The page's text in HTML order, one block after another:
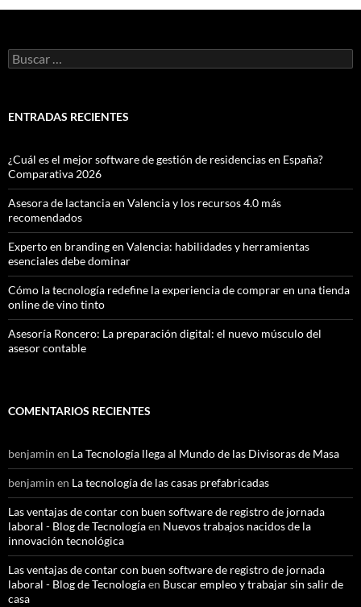
Buscar:
ENTRADAS RECIENTES
¿Cuál es el mejor software de gestión de residencias en España?
Comparativa 2026
Asesora de lactancia en Valencia y los recursos 4.0 más
recomendados
Experto en branding en Valencia: habilidades y herramientas
esenciales debe dominar
Cómo la tecnología redefine la experiencia de comprar en una tienda
online de vino tinto
Asesoría Roncero: La preparación digital: el nuevo músculo del
asesor contable
COMENTARIOS RECIENTES
benjamin en La Tecnología llega al Mundo de las Divisoras de Masa
benjamin en La tecnología de las casas prefabricadas
Las ventajas de contar con buen software de registro de jornada
laboral - Blog de Tecnologíaen Nuevos trabajos nacidos de la
innovación tecnológica
Las ventajas de contar con buen software de registro de jornada
laboral - Blog de Tecnologíaen Buscar empleo y trabajar sin salir de
casa